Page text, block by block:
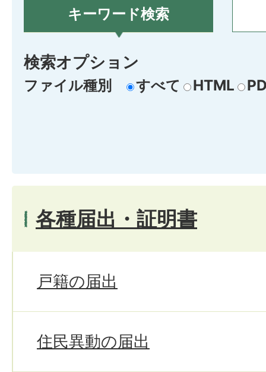
キーワード検索
検索オプション
ファイル種別 すべて HTML
各種届出・証明書
戸籍の届出
住民異動の届出